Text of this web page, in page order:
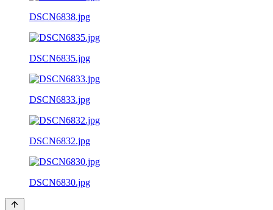
DSCN6838.jpg
DSCN6835.jpg
DSCN6833.jpg
DSCN6832.jpg
DSCN6830.jpg